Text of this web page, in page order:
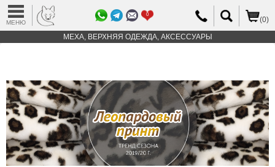
МЕНЮ
0
(0)
МЕХА, ВЕРХНЯЯ ОДЕЖДА, АКСЕССУАРЫ